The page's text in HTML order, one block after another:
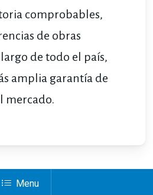
comprobables,
de obras
de todo el país,
amplia garantía de
mercado.
Menu